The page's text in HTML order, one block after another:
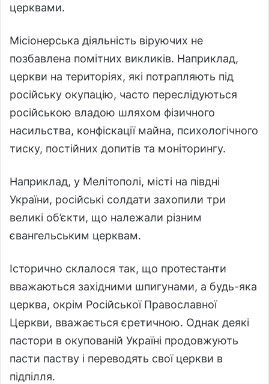
церквами.
Місіонерська діяльність віруючих не
позбавлена помітних викликів. Наприклад,
церкви на територіях, які потрапляють під
російську окупацію, часто переслідуються
російською владою шляхом фізичного
насильства, конфіскації майна, психологічного
тиску, постійних допитів та моніторингу.
Наприклад, у Мелітополі, місті на півдні
України, російські солдати захопили три
великі об’єкти, що належали різним
євангельським церквам.
Історично склалося так, що протестанти
вважаються західними шпигунами, а будь-яка
церква, окрім Російської Православної
Церкви, вважається єретичною. Однак деякі
пастори в окупованій Україні продовжують
пасти паству і переводять свої церкви в
підпілля.